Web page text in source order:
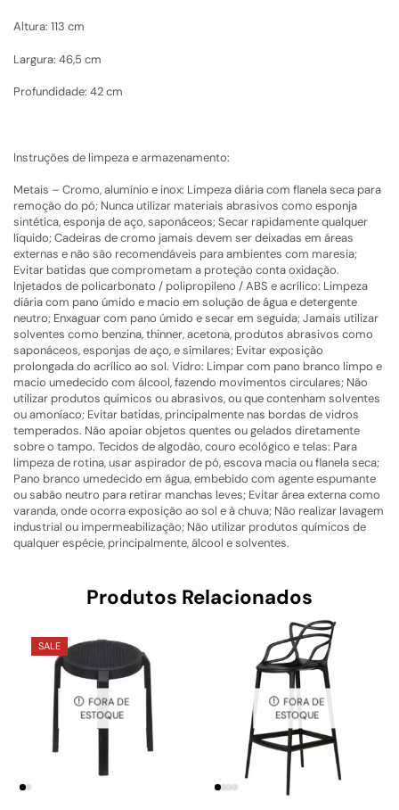
Altura: 113 cm
Largura: 46,5 cm
Profundidade: 42 cm
Instruções de limpeza e armazenamento:
Metais – Cromo, alumínio e inox: Limpeza diária com flanela seca para
remoção do pó; Nunca utilizar materiais abrasivos como esponja
sintética, esponja de aço, saponáceos; Secar rapidamente qualquer
líquido; Cadeiras de cromo jamais devem ser deixadas em áreas
externas e não são recomendáveis para ambientes com maresia;
Evitar batidas que comprometam a proteção conta oxidação.
Injetados de policarbonato / polipropileno / ABS e acrílico: Limpeza
diária com pano úmido e macio em solução de água e detergente
neutro; Enxaguar com pano úmido e secar em seguida; Jamais utilizar
solventes como benzina, thinner, acetona, produtos abrasivos como
saponáceos, esponjas de aço, e similares; Evitar exposição
prolongada do acrílico ao sol. Vidro: Limpar com pano branco limpo e
macio umedecido com álcool, fazendo movimentos circulares; Não
utilizar produtos químicos ou abrasivos, ou que contenham solventes
ou amoníaco; Evitar batidas, principalmente nas bordas de vidros
temperados. Não apoiar objetos quentes ou gelados diretamente
sobre o tampo. Tecidos de algodão, couro ecológico e telas: Para
limpeza de rotina, usar aspirador de pó, escova macia ou flanela seca;
Pano branco umedecido em água, embebido com agente espumante
ou sabão neutro para retirar manchas leves; Evitar área externa como
varanda, onde ocorra exposição ao sol e à chuva; Não realizar lavagem
industrial ou impermeabilização; Não utilizar produtos químicos de
qualquer espécie, principalmente, álcool e solventes.
Produtos Relacionados
SALE
FORA DE
ESTOQUE
FORA DE
ESTOQUE